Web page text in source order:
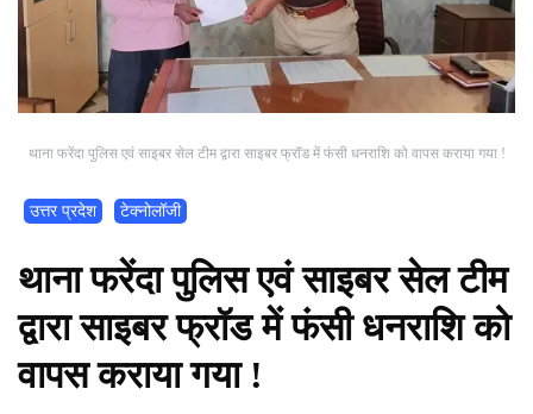
थाना फरेंदा पुलिस एवं साइबर सेल टीम द्वारा साइबर फ्रॉड में फंसी धनराशि को वापस कराया गया !
उत्तर प्रदेश टेक्नोलॉजी
थाना फरेंदा पुलिस एवं साइबर सेल टीम
द्वारा साइबर फ्रॉड में फंसी धनराशि को
वापस कराया गया !